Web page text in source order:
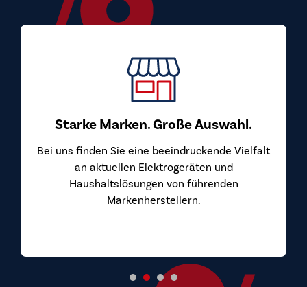
Starke Marken. Große Auswahl.
Bei uns finden Sie eine beeindruckende Vielfalt
an aktuellen Elektrogeräten und
Haushaltslösungen von führenden
Markenherstellern.